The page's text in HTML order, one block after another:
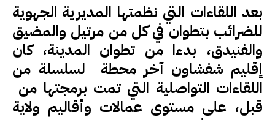
بعد اللقاءات التي نظمتها المديرية الجهوية
للضرائب بتطوان في كل من مرتيل والمضيق
والفنيدق، بدءا من تطوان المدينة، كان
إقليم شفشاون آخر محطة لسلسلة من
اللقاءات التواصلية التي تمت برمجتها من
قبل، على مستوى عمالات وأقاليم ولاية